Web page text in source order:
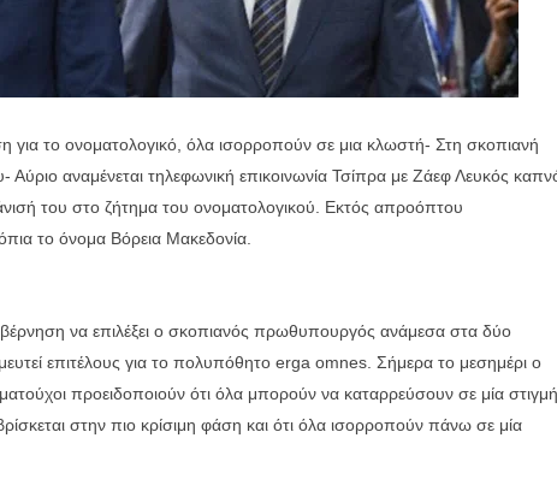
για το ονοματολογικό, όλα ισορροπούν σε μια κλωστή- Στη σκοπιανή
Αύριο αναμένεται τηλεφωνική επικοινωνία Τσίπρα με Ζάεφ Λευκός
του στο ζήτημα του ονοματολογικού. Εκτός απροόπτου
το όνομα Βόρεια Μακεδονία.
να επιλέξει ο σκοπιανός πρωθυπουργός ανάμεσα στα δύο
επιτέλους για το πολυπόθητο erga omnes. Σήμερα το μεσημέρι ο
προειδοποιούν ότι όλα μπορούν να καταρρεύσουν σε μία στιγμή.
στην πιο κρίσιμη φάση και ότι όλα ισορροπούν πάνω σε μία